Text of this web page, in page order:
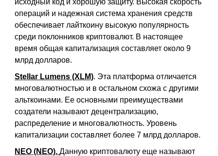
исходный код и хорошую защиту. Высокая скорость
операций и надежная система хранения средств
обеспечивает лайткоину высокую популярность
среди поклонников криптовалют. В настоящее
время общая капитализация составляет около 9
млрд долларов.
Stellar Lumens (XLM). Эта платформа отличается
многовалютностью и в остальном схожа с другими
альткоинами. Ее основными преимуществами
создатели называют децентрализацию,
распределение и многовалютность. Уровень
капитализации составляет более 7 млрд долларов.
NEO (NEO). Данную криптовалюту еще называют